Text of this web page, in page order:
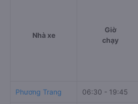
Nhà xe
Giờ
chạy
Phương Trang 06:30 - 19:45